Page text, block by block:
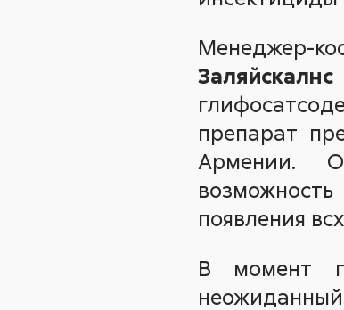
Менеджер-
Заляйскалнс
препарат
Армении.
появления
В момент